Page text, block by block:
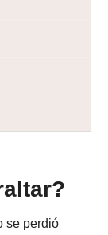
se perdió